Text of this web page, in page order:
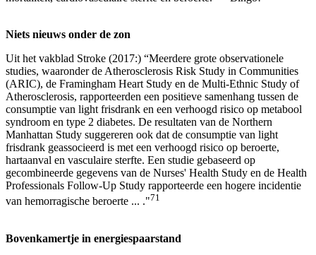
Niets nieuws onder de zon
Uit het vakblad Stroke (2017:) “Meerdere grote observationele
studies, waaronder de Atherosclerosis Risk Study in Communities
(ARIC), de Framingham Heart Study en de Multi-Ethnic Study of
Atherosclerosis, rapporteerden een positieve samenhang tussen de
consumptie van light frisdrank en een verhoogd risico op metabool
syndroom en type 2 diabetes. De resultaten van de Northern
Manhattan Study suggereren ook dat de consumptie van light
frisdrank geassocieerd is met een verhoogd risico op beroerte,
hartaanval en vasculaire sterfte. Een studie gebaseerd op
gecombineerde gegevens van de Nurses' Health Study en de Health
Professionals Follow-Up Study rapporteerde een hogere incidentie
van hemorragische beroerte ... ."71
Bovenkamertje in energiespaarstand